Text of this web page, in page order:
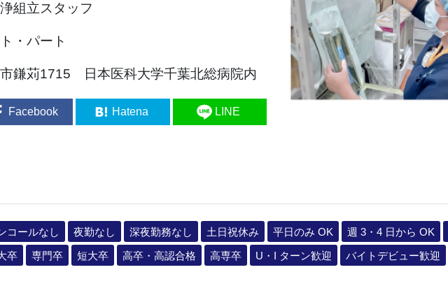
組立スタッフ
・パート
鎌苅1715 日本医科大学千葉北総病院内
Facebook Hatena LINE
コールなし 夜勤なし 深夜勤務なし 土日祝休み 平日のみ OK 週 3・4 日から OK
卒 専門卒 短大卒 高卒・高認合格 高専卒 U・I ターン歓迎 バイトデビュー歓迎